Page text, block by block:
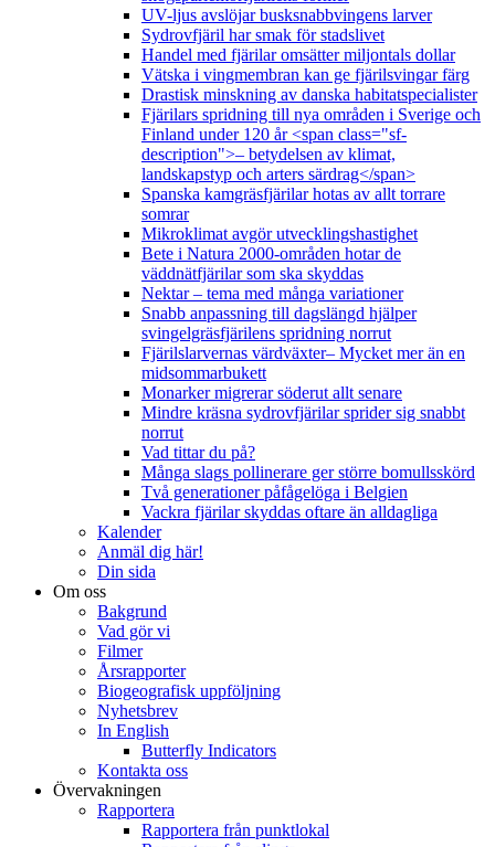
UV-ljus avslöjar busksnabbvingens larver
Sydrovfjäril har smak för stadslivet
Handel med fjärilar omsätter miljontals dollar
Vätska i vingmembran kan ge fjärilsvingar färg
Drastisk minskning av danska habitatspecialister
Fjärilars spridning till nya områden i Sverige och
Finland under 120 år <span class="sf-
description">– betydelsen av klimat,
landskapstyp och arters särdrag</span>
Spanska kamgräsfjärilar hotas av allt torrare
somrar
Mikroklimat avgör utvecklingshastighet
Bete i Natura 2000-områden hotar de
väddnätfjärilar som ska skyddas
Nektar – tema med många variationer
Snabb anpassning till dagslängd hjälper
svingelgräsfjärilens spridning norrut
Fjärilslarvernas värdväxter– Mycket mer än en
midsommarbukett
Monarker migrerar söderut allt senare
Mindre kräsna sydrovfjärilar sprider sig snabbt
norrut
Vad tittar du på?
Många slags pollinerare ger större bomullsskörd
Två generationer påfågelöga i Belgien
Vackra fjärilar skyddas oftare än alldagliga
Kalender
Anmäl dig här!
Din sida
Om oss
Bakgrund
Vad gör vi
Filmer
Årsrapporter
Biogeografisk uppföljning
Nyhetsbrev
In English
Butterfly Indicators
Kontakta oss
Övervakningen
Rapportera
Rapportera från punktlokal